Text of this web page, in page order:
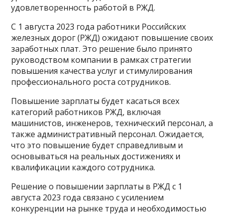
удовлетворенность работой в РЖД.
С 1 августа 2023 года работники Российских
железных дорог (РЖД) ожидают повышение своих
заработных плат. Это решение было принято
руководством компании в рамках стратегии
повышения качества услуг и стимулирования
профессионального роста сотрудников.
Повышение зарплаты будет касаться всех
категорий работников РЖД, включая
машинистов, инженеров, технический персонал, а
также административный персонал. Ожидается,
что это повышение будет справедливым и
основываться на реальных достижениях и
квалификации каждого сотрудника.
Решение о повышении зарплаты в РЖД с 1
августа 2023 года связано с усилением
конкуренции на рынке труда и необходимостью